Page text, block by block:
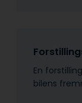
En
bilens